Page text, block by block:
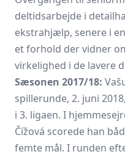
deltidsarbejde i
ekstrahjælp, senere i
et forhold der vidner
virkelighed i de lavere
Sæsonen 2017/18:
spillerunde, 2. juni
i 3. ligaen. I
Čížová scorede han
femte mål. I runden